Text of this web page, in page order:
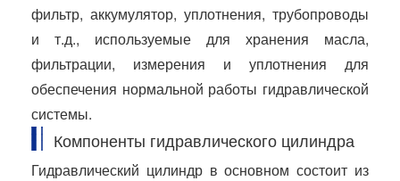
фильтр, аккумулятор, уплотнения, трубопроводы
и т.д., используемые для хранения масла,
фильтрации, измерения и уплотнения для
обеспечения нормальной работы гидравлической
системы.
Компоненты гидравлического цилиндра
Гидравлический цилиндр в основном состоит из